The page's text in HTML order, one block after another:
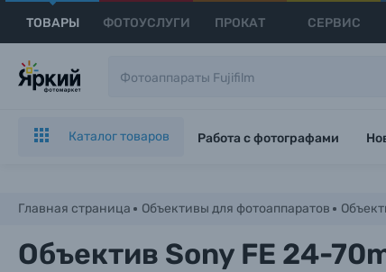
ТОВАРЫ ФОТОУСЛУГИ ПРОКАТ СЕРВИС
Каталог товаров Работа с фотографами
Главная страница Объективы для фотоаппаратов
Объектив Sony FE 24-